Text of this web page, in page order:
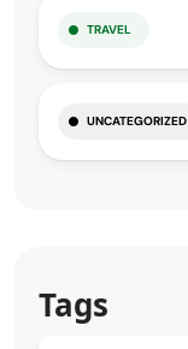
TRAVEL
UNCATEGORIZED
Tags